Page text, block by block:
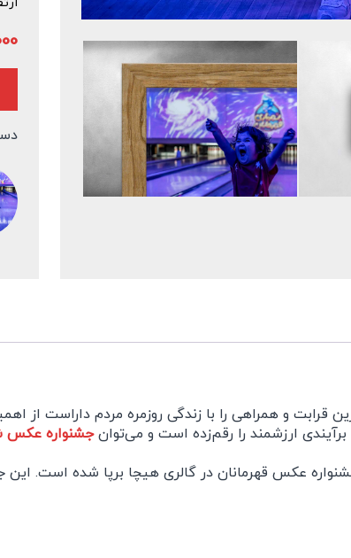
قرابت و همراهی را با زندگی روزمره مردم داراست از
ارزشمند را رقم‌زده است و می‌توانجشنواره عکس